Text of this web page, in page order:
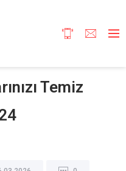
Temiz